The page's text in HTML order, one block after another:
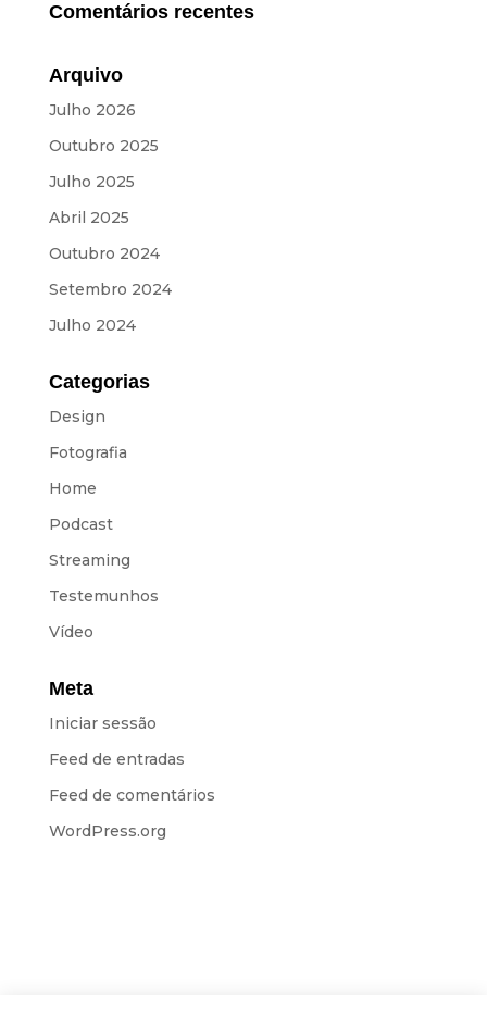
Comentários recentes
Arquivo
Julho 2026
Outubro 2025
Julho 2025
Abril 2025
Outubro 2024
Setembro 2024
Julho 2024
Categorias
Design
Fotografia
Home
Podcast
Streaming
Testemunhos
Vídeo
Meta
Iniciar sessão
Feed de entradas
Feed de comentários
WordPress.org